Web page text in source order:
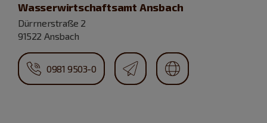
Wasserwirtschaftsamt Ansbach
Dürrnerstraße 2
91522 Ansbach
0981 9503-0